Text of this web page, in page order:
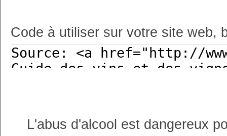
Code à utiliser sur votre site web,
L'abus d'alcool est dangereux